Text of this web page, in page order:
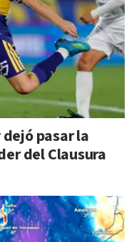
pasar la
del Clausura